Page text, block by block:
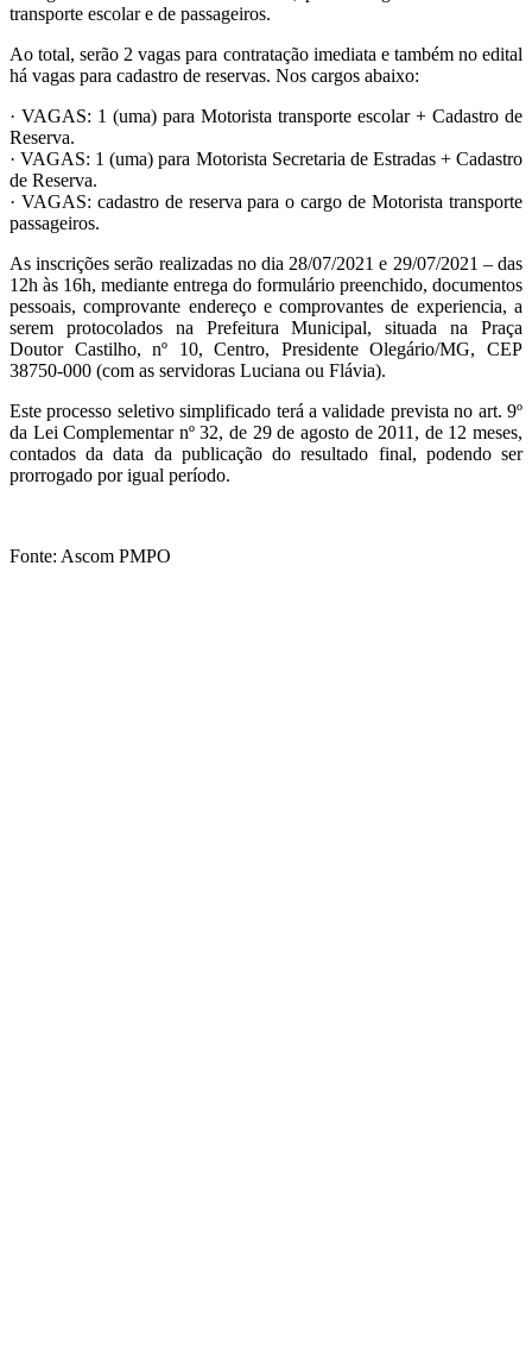
transporte escolar e de passageiros.
Ao total, serão 2 vagas para contratação imediata e também no edital
há vagas para cadastro de reservas. Nos cargos abaixo:
· VAGAS: 1 (uma) para Motorista transporte escolar + Cadastro de
Reserva.
· VAGAS: 1 (uma) para Motorista Secretaria de Estradas + Cadastro
de Reserva.
· VAGAS: cadastro de reserva para o cargo de Motorista transporte
passageiros.
As inscrições serão realizadas no dia 28/07/2021 e 29/07/2021 – das
12h às 16h, mediante entrega do formulário preenchido, documentos
pessoais, comprovante endereço e comprovantes de experiencia, a
serem protocolados na Prefeitura Municipal, situada na Praça
Doutor Castilho, nº 10, Centro, Presidente Olegário/MG, CEP
38750-000 (com as servidoras Luciana ou Flávia).
Este processo seletivo simplificado terá a validade prevista no art. 9º
da Lei Complementar nº 32, de 29 de agosto de 2011, de 12 meses,
contados da data da publicação do resultado final, podendo ser
prorrogado por igual período.
Fonte: Ascom PMPO